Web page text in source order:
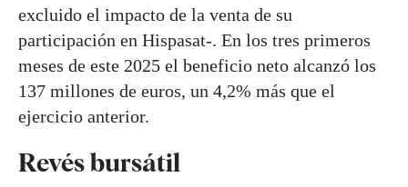
excluido el impacto de la venta de su
participación en Hispasat-. En los tres primeros
meses de este 2025 el beneficio neto alcanzó los
137 millones de euros, un 4,2% más que el
ejercicio anterior.
Revés bursátil